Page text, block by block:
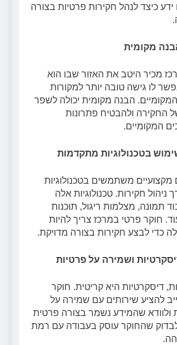
כיצד לנהל חקירות פרטיות בצורה
מקומית
מכיר היטב את האזור שבו הוא
לו גישה טובה יותר למקורות
הבנה מקומית יכולה לשפר
החקירה ולהבטיח פתרונות
המקומיים.
בטכנולוגיות מתקדמות
מקצועיים משתמשים בטכנולוגיות
ניהול חקירות. טכנולוגיות אלה
תמונה, מצלמות ריגול, תוכנות
חוקר פרטי במרכז צריך להיות
כדי לבצע חקירות בצורה מדויקת.
ושמירה על פרטיות
דיסקרטיות היא קריטית. חוקר
להציע שירותים עם שמירה על
ולוודא שהמידע נשמר בצורה פרטית
שהחוקר עוסק בעבודה עם רמת